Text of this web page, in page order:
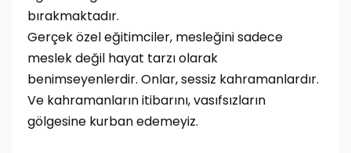
bırakmaktadır.
Gerçek özel eğitimciler, mesleğini sadece
meslek değil hayat tarzı olarak
benimseyenlerdir. Onlar, sessiz kahramanlardır.
Ve kahramanların itibarını, vasıfsızların
gölgesine kurban edemeyiz.